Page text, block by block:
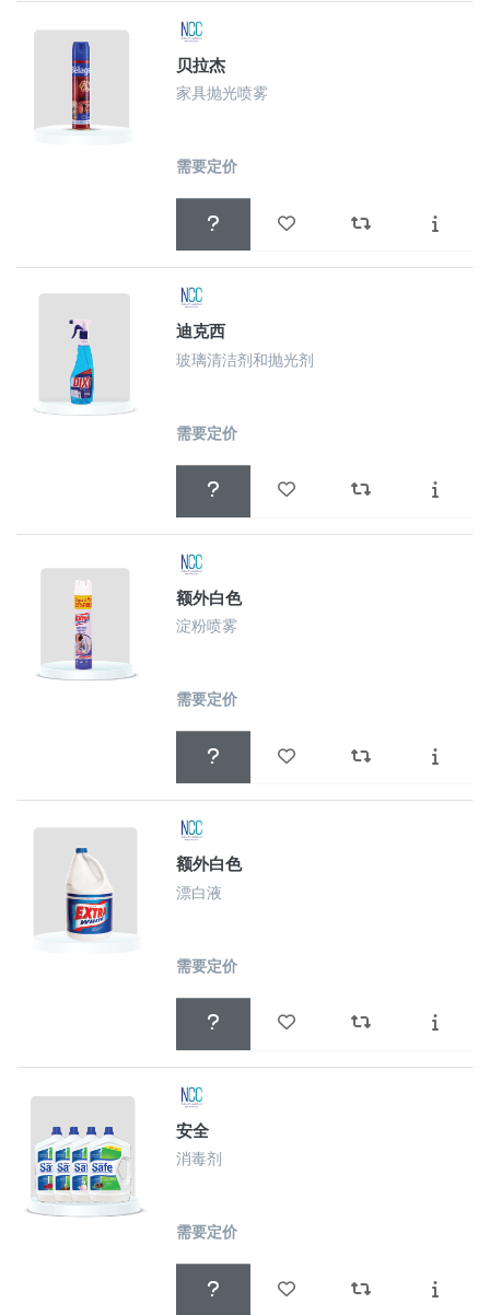
贝拉杰
家具抛光喷雾
需要定价
迪克西
玻璃清洁剂和抛光剂
需要定价
额外白色
淀粉喷雾
需要定价
额外白色
漂白液
需要定价
安全
消毒剂
需要定价